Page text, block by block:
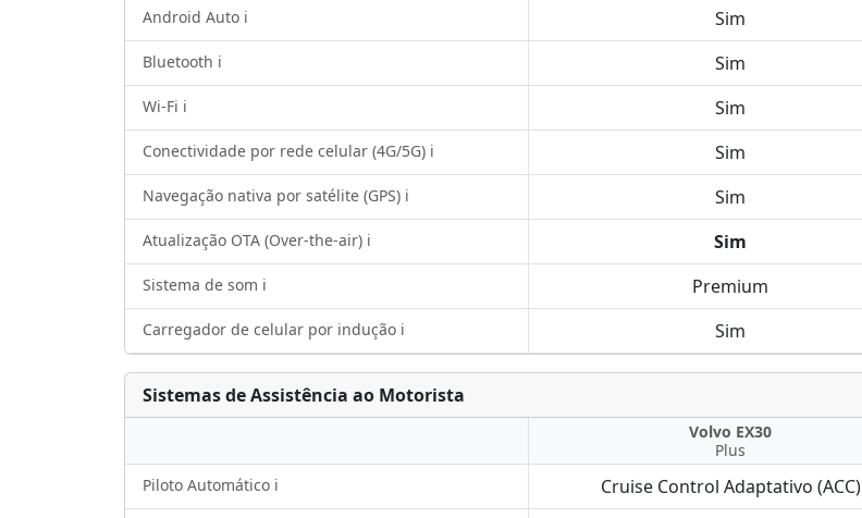
Android Auto ℹ️ Sim
Bluetooth ℹ️ Sim
Wi-Fi ℹ️ Sim
Conectividade por rede celular (4G/5G) ℹ️ Sim
Navegação nativa por satélite (GPS) ℹ️ Sim
Atualização OTA (Over-the-air) ℹ️ Sim
Sistema de som ℹ️ Premium
Carregador de celular por indução ℹ️ Sim
Sistemas de Assistência ao Motorista
Volvo EX30
Plus
Piloto Automático ℹ️
Cruise Control Adaptativo (ACC)